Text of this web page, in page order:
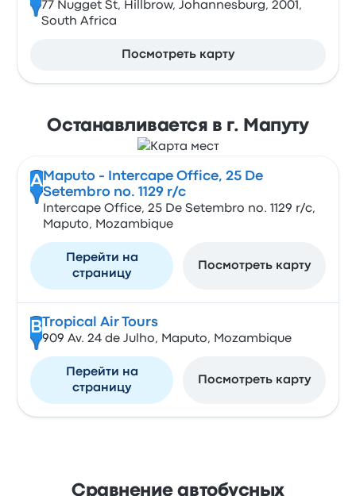
77 Nugget St, Hillbrow, Johannesburg, 2001,
South Africa
Посмотреть карту
Останавливается в г. Мапуту
A Maputo - Intercape Office, 25 De
Setembro no. 1129 r/c
Intercape Office, 25 De Setembro no. 1129 r/c,
Maputo, Mozambique
Перейти на
страницу
Посмотреть карту
B Tropical Air Tours
909 Av. 24 de Julho, Maputo, Mozambique
Перейти на
страницу
Посмотреть карту
Сравнение автобусных